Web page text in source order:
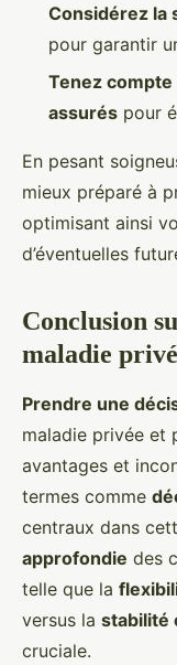
Considérez la
pour garantir
Tenez compte
assurés pour
En pesant
mieux préparé à
optimisant ainsi
d’éventuelles
Conclusion
maladie
Prendre une
maladie privée et
avantages et
termes comme
centraux dans
approfondie des
telle que la
versus la stabilité
cruciale.